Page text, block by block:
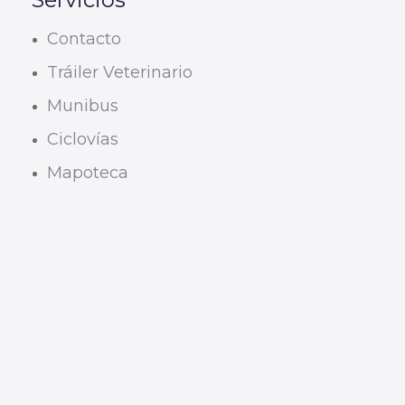
Contacto
Tráiler Veterinario
Munibus
Ciclovías
Mapoteca